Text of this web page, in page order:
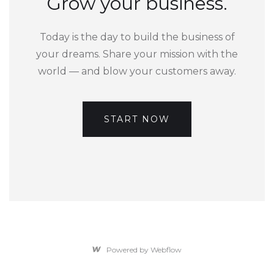
Today is the day to build the business of
your dreams. Share your mission with the
world — and blow your customers away.
START NOW
Powered by Webflow